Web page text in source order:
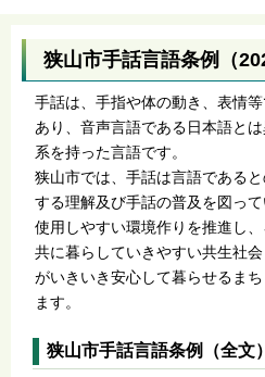
狭山市手話言語条例（
手話は、手指や体の動き、表情
あり、音声言語である日本語と
系を持った言語です。
狭山市では、手話は言語である
する理解及び手話の普及を図っ
使用しやすい環境作りを推進し
共に暮らしていきやすい共生社
がいきいき安心して暮らせるま
ます。
狭山市手話言語条例（全文）